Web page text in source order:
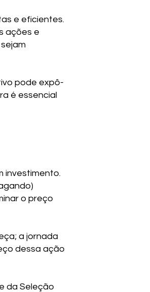
e eficientes.
ações e
pode expô-
é essencial
investimento.
o preço
a jornada
dessa ação
da Seleção